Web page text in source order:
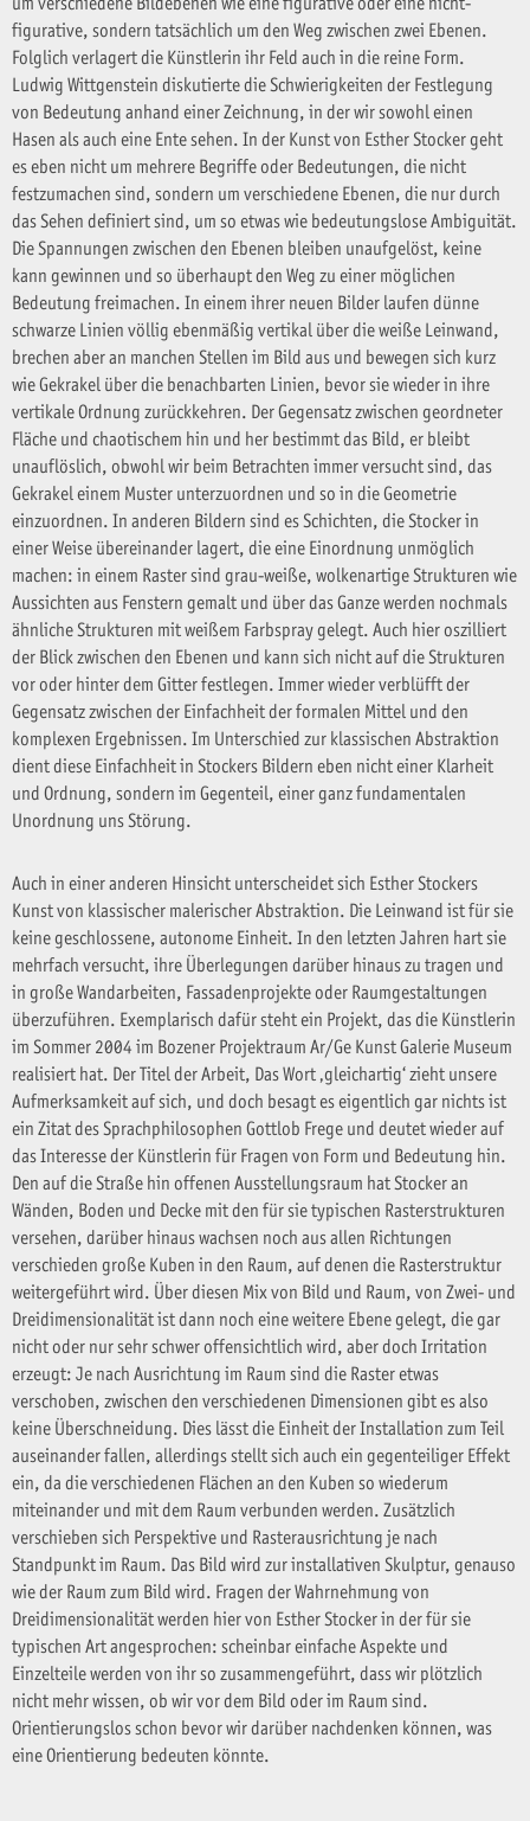
figurative, sondern tatsächlich um den Weg zwischen zwei Ebenen.
Folglich verlagert die Künstlerin ihr Feld auch in die reine Form.
Ludwig Wittgenstein diskutierte die Schwierigkeiten der Festlegung
von Bedeutung anhand einer Zeichnung, in der wir sowohl einen
Hasen als auch eine Ente sehen. In der Kunst von Esther Stocker geht
es eben nicht um mehrere Begriffe oder Bedeutungen, die nicht
festzumachen sind, sondern um verschiedene Ebenen, die nur durch
das Sehen definiert sind, um so etwas wie bedeutungslose Ambiguität.
Die Spannungen zwischen den Ebenen bleiben unaufgelöst, keine
kann gewinnen und so überhaupt den Weg zu einer möglichen
Bedeutung freimachen. In einem ihrer neuen Bilder laufen dünne
schwarze Linien völlig ebenmäßig vertikal über die weiße Leinwand,
brechen aber an manchen Stellen im Bild aus und bewegen sich kurz
wie Gekrakel über die benachbarten Linien, bevor sie wieder in ihre
vertikale Ordnung zurückkehren. Der Gegensatz zwischen geordneter
Fläche und chaotischem hin und her bestimmt das Bild, er bleibt
unauflöslich, obwohl wir beim Betrachten immer versucht sind, das
Gekrakel einem Muster unterzuordnen und so in die Geometrie
einzuordnen. In anderen Bildern sind es Schichten, die Stocker in
einer Weise übereinander lagert, die eine Einordnung unmöglich
machen: in einem Raster sind grau-weiße, wolkenartige Strukturen wie
Aussichten aus Fenstern gemalt und über das Ganze werden nochmals
ähnliche Strukturen mit weißem Farbspray gelegt. Auch hier oszilliert
der Blick zwischen den Ebenen und kann sich nicht auf die Strukturen
vor oder hinter dem Gitter festlegen. Immer wieder verblüfft der
Gegensatz zwischen der Einfachheit der formalen Mittel und den
komplexen Ergebnissen. Im Unterschied zur klassischen Abstraktion
dient diese Einfachheit in Stockers Bildern eben nicht einer Klarheit
und Ordnung, sondern im Gegenteil, einer ganz fundamentalen
Unordnung uns Störung.
Auch in einer anderen Hinsicht unterscheidet sich Esther Stockers
Kunst von klassischer malerischer Abstraktion. Die Leinwand ist für sie
keine geschlossene, autonome Einheit. In den letzten Jahren hart sie
mehrfach versucht, ihre Überlegungen darüber hinaus zu tragen und
in große Wandarbeiten, Fassadenprojekte oder Raumgestaltungen
überzuführen. Exemplarisch dafür steht ein Projekt, das die Künstlerin
im Sommer 2004 im Bozener Projektraum Ar/Ge Kunst Galerie Museum
realisiert hat. Der Titel der Arbeit, Das Wort ‚gleichartig‘ zieht unsere
Aufmerksamkeit auf sich, und doch besagt es eigentlich gar nichts ist
ein Zitat des Sprachphilosophen Gottlob Frege und deutet wieder auf
das Interesse der Künstlerin für Fragen von Form und Bedeutung hin.
Den auf die Straße hin offenen Ausstellungsraum hat Stocker an
Wänden, Boden und Decke mit den für sie typischen Rasterstrukturen
versehen, darüber hinaus wachsen noch aus allen Richtungen
verschieden große Kuben in den Raum, auf denen die Rasterstruktur
weitergeführt wird. Über diesen Mix von Bild und Raum, von Zwei- und
Dreidimensionalität ist dann noch eine weitere Ebene gelegt, die gar
nicht oder nur sehr schwer offensichtlich wird, aber doch Irritation
erzeugt: Je nach Ausrichtung im Raum sind die Raster etwas
verschoben, zwischen den verschiedenen Dimensionen gibt es also
keine Überschneidung. Dies lässt die Einheit der Installation zum Teil
auseinander fallen, allerdings stellt sich auch ein gegenteiliger Effekt
ein, da die verschiedenen Flächen an den Kuben so wiederum
miteinander und mit dem Raum verbunden werden. Zusätzlich
verschieben sich Perspektive und Rasterausrichtung je nach
Standpunkt im Raum. Das Bild wird zur installativen Skulptur, genauso
wie der Raum zum Bild wird. Fragen der Wahrnehmung von
Dreidimensionalität werden hier von Esther Stocker in der für sie
typischen Art angesprochen: scheinbar einfache Aspekte und
Einzelteile werden von ihr so zusammengeführt, dass wir plötzlich
nicht mehr wissen, ob wir vor dem Bild oder im Raum sind.
Orientierungslos schon bevor wir darüber nachdenken können, was
eine Orientierung bedeuten könnte.